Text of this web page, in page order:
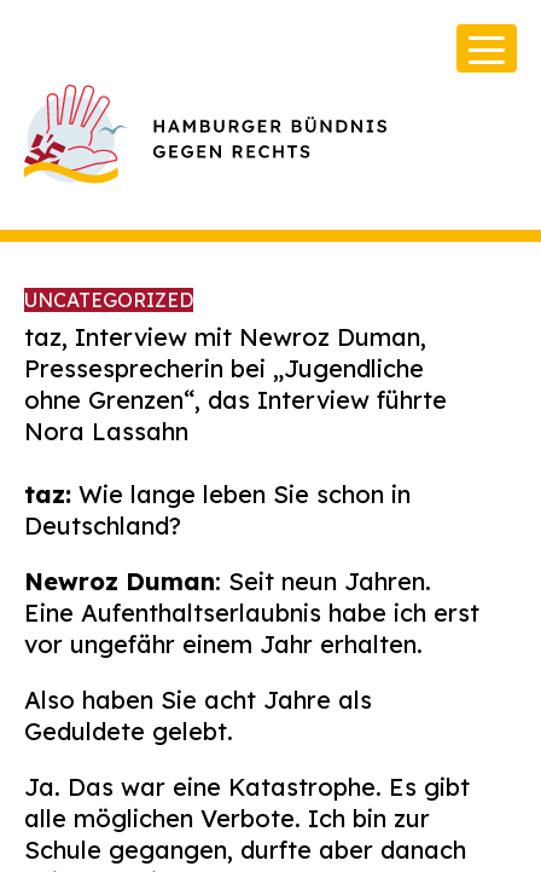
Über Uns
Archiv
Kontakt
Suchen
nach:
UNCATEGORIZED
taz, Interview mit Newroz Duman,
Pressesprecherin bei „Jugendliche
ohne Grenzen“, das Interview führte
Nora Lassahn
taz: Wie lange leben Sie schon in
Deutschland?
Newroz Duman: Seit neun Jahren.
Eine Aufenthaltserlaubnis habe ich erst
vor ungefähr einem Jahr erhalten.
Also haben Sie acht Jahre als
Geduldete gelebt.
Ja. Das war eine Katastrophe. Es gibt
alle möglichen Verbote. Ich bin zur
Schule gegangen, durfte aber danach